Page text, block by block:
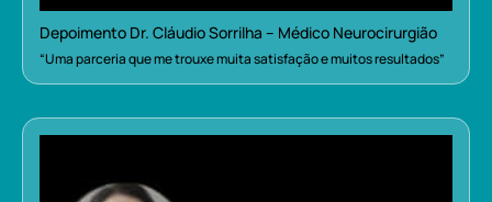
Depoimento Dr. Cláudio Sorrilha – Médico Neurocirurgião
“Uma parceria que me trouxe muita satisfação e muitos resultados”